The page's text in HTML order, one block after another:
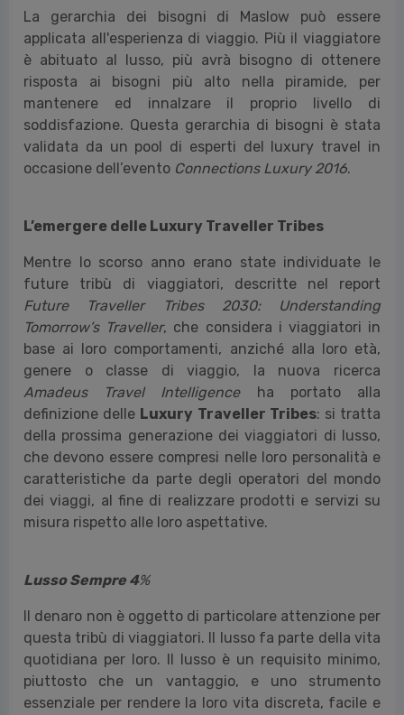
La gerarchia dei bisogni di Maslow può essere
applicata all'esperienza di viaggio. Più il viaggiatore
è abituato al lusso, più avrà bisogno di ottenere
risposta ai bisogni più alto nella piramide, per
mantenere ed innalzare il proprio livello di
soddisfazione. Questa gerarchia di bisogni è stata
validata da un pool di esperti del luxury travel in
occasione dell’evento Connections Luxury 2016.
L’emergere delle Luxury Traveller Tribes
Mentre lo scorso anno erano state individuate le
future tribù di viaggiatori, descritte nel report
Future Traveller Tribes 2030: Understanding
Tomorrow’s Traveller, che considera i viaggiatori in
base ai loro comportamenti, anziché alla loro età,
genere o classe di viaggio, la nuova ricerca
Amadeus Travel Intelligenceha portato alla
definizione delle Luxury Traveller Tribes: si tratta
della prossima generazione dei viaggiatori di lusso,
che devono essere compresi nelle loro personalità e
caratteristiche da parte degli operatori del mondo
dei viaggi, al fine di realizzare prodotti e servizi su
misura rispetto alle loro aspettative.
Lusso Sempre 4%
Il denaro non è oggetto di particolare attenzione per
questa tribù di viaggiatori. Il lusso fa parte della vita
quotidiana per loro. Il lusso è un requisito minimo,
piuttosto che un vantaggio, e uno strumento
essenziale per rendere la loro vita discreta, facile e